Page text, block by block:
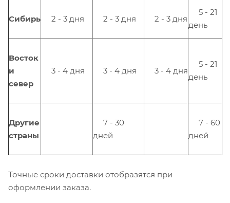
Сибирь 2 - 3 дня 2 - 3 дня 2 - 3 дня
5 - 21
день
Восток
и
север
3 - 4 дня 3 - 4 дня 3 - 4 дня
5 - 21
день
Другие
страны
7 - 30
дней
7 - 60
дней
Точные сроки доставки отобразятся при
оформлении заказа.